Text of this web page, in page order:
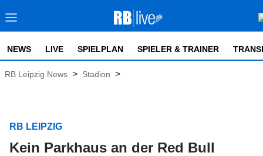
NEWS LIVE SPIELPLAN SPIELER & TRAINER
RB Leipzig News > Stadion >
RB LEIPZIG
Kein Parkhaus an der Red Bull